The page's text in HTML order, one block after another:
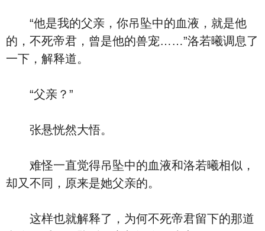
“他是我的父亲，你吊坠中的血液，就是他
的，不死帝君，曾是他的兽宠……”洛若曦调息了
一下，解释道。
“父亲？”
张悬恍然大悟。
难怪一直觉得吊坠中的血液和洛若曦相似，
却又不同，原来是她父亲的。
这样也就解释了，为何不死帝君留下的那道